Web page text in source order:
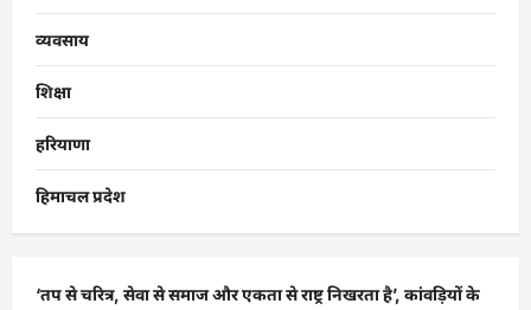
व्यवसाय
शिक्षा
हरियाणा
हिमाचल प्रदेश
‘तप से चरित्र, सेवा से समाज और एकता से राष्ट्र निखरता है’, कांवड़ियों के